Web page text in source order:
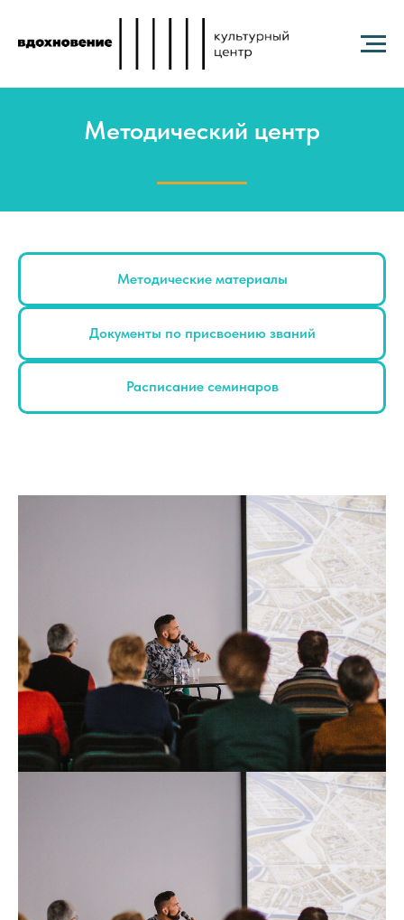
Методический центр
Методические материалы
Документы по присвоению званий
Расписание семинаров